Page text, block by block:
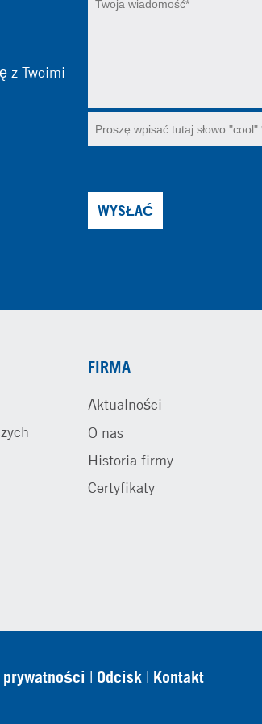
z Twoimi
WYSŁAĆ
FIRMA
Aktualności
O nas
Historia firmy
Certyfikaty
Odcisk Kontakt